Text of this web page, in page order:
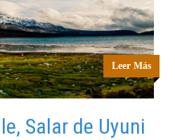
Leer Más
Salar de Uyuni